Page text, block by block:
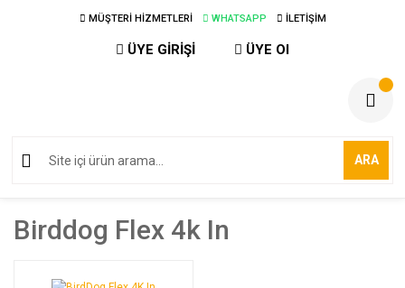
MÜŞTERİ HİZMETLERİ WHATSAPP İLETİŞİM
ÜYE GİRİŞİ ÜYE Ol
ARA
Birddog Flex 4k In